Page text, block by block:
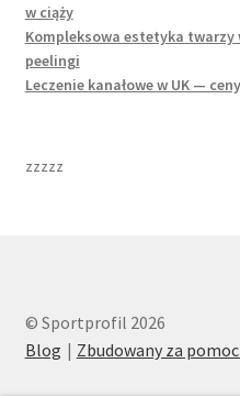
w ciąży
Kompleksowa estetyka twarzy
peelingi
Leczenie kanałowe w UK —
zzzzz
© Sportprofil 2026
Blog
Zbudowany za